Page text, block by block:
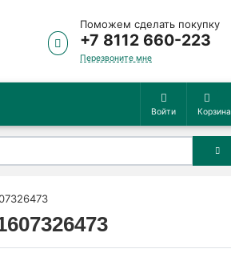
Поможем сделать покупку
+7 8112 660-223
Перезвоните мне
Войти Корзина